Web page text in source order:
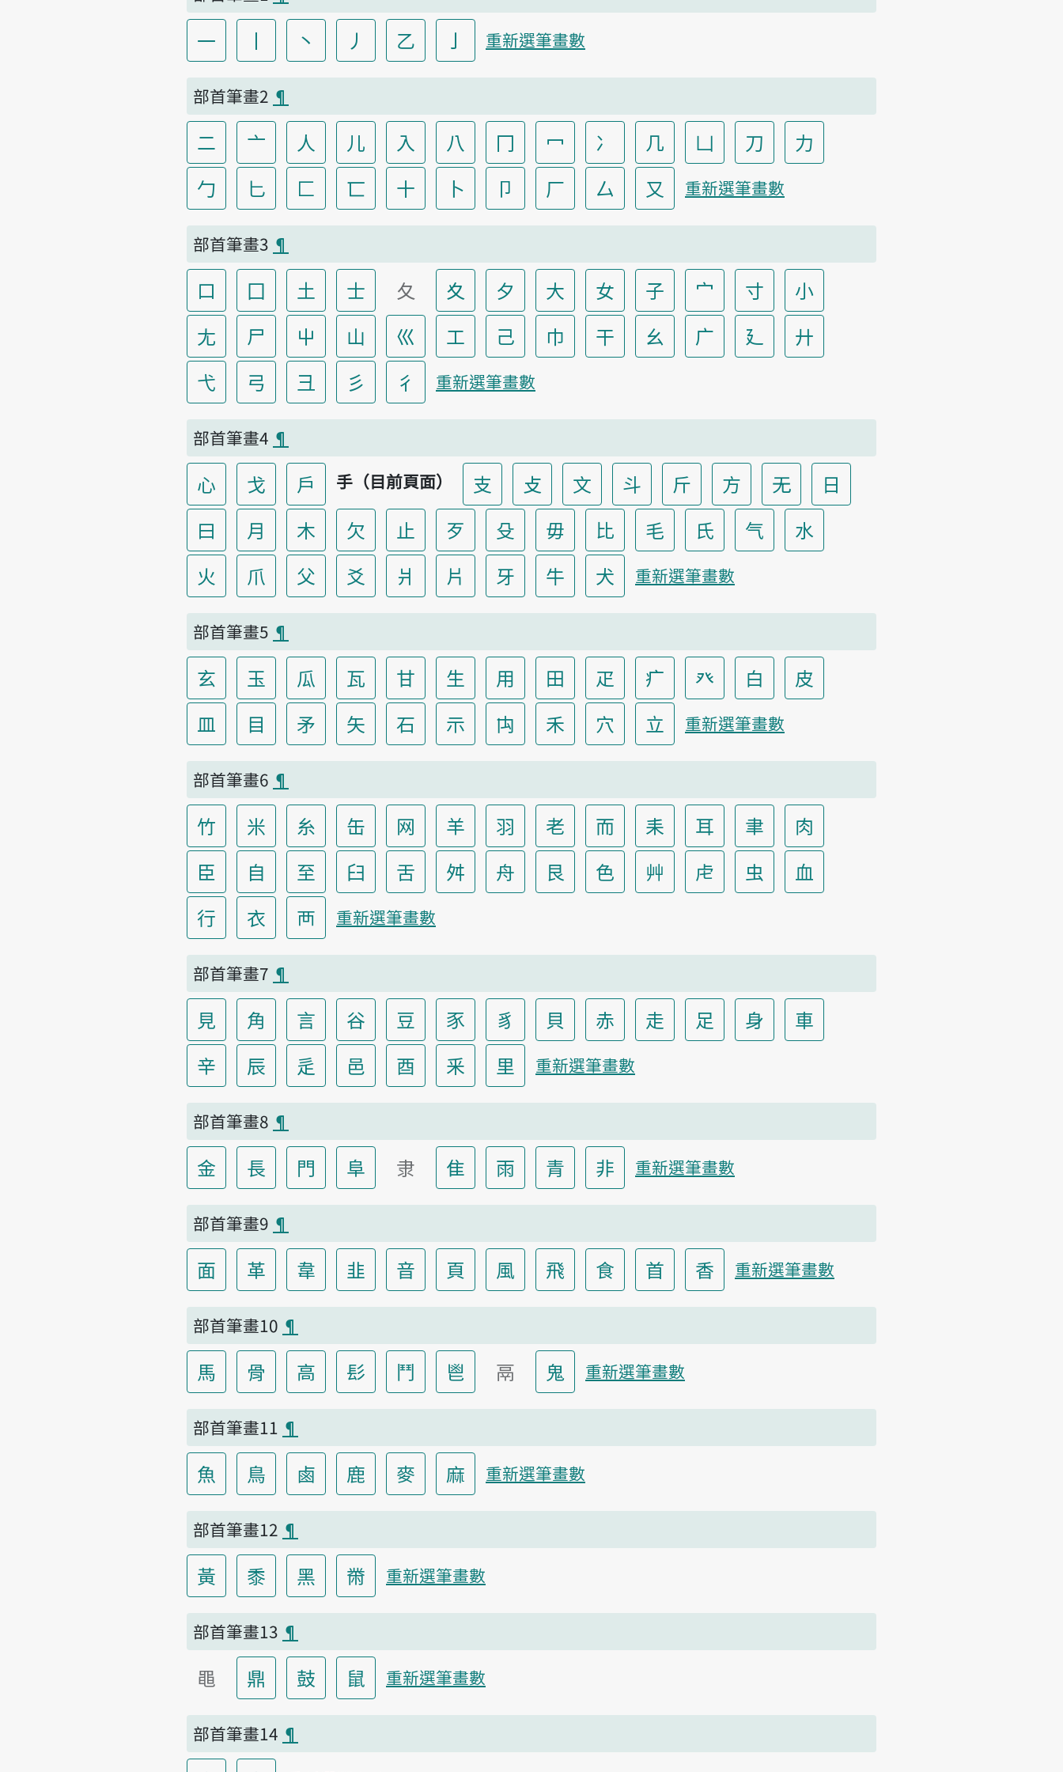
一 丨 丶 丿 乙 亅 重新選筆畫數
部首筆畫2 ¶
二 亠 人 儿 入 八 冂 冖 冫 几 凵 刀
力
勹
匕 匚 匸 十 卜 卩 厂 厶 又 重新選筆畫數
部首筆畫3 ¶
口 囗 土 士 夂 夊 夕 大 女 子 宀 寸
小
尢
尸 屮 山 巛 工 己 巾 干 幺 广 廴
廾
弋
弓 彐 彡 彳 重新選筆畫數
部首筆畫4 ¶
心 戈 戶 手（目前頁面） 支 攴 文 斗 斤 方 无
日
曰
月 木 欠 止 歹 殳 毋 比 毛 氏 气
水
火
爪 父 爻 爿 片 牙 牛 犬 重新選筆畫數
部首筆畫5 ¶
玄 玉 瓜 瓦 甘 生 用 田 疋 疒 癶 白
皮
皿
目 矛 矢 石 示 禸 禾 穴 立 重新選筆畫數
部首筆畫6 ¶
竹 米 糸 缶 网 羊 羽 老 而 耒 耳 聿
肉
臣
自 至 臼 舌 舛 舟 艮 色 艸 虍 虫
血
行
衣 襾 重新選筆畫數
部首筆畫7 ¶
見 角 言 谷 豆 豕 豸 貝 赤 走 足 身
車
辛
辰 辵 邑 酉 釆 里 重新選筆畫數
部首筆畫8 ¶
金 長 門 阜 隶 隹 雨 青 非 重新選筆畫數
部首筆畫9 ¶
面 革 韋 韭 音 頁 風 飛 食 首 香 重新選筆畫數
部首筆畫10 ¶
馬 骨 高 髟 鬥 鬯 鬲 鬼 重新選筆畫數
部首筆畫11 ¶
魚 鳥 鹵 鹿 麥 麻 重新選筆畫數
部首筆畫12 ¶
黃 黍 黑 黹 重新選筆畫數
部首筆畫13 ¶
黽 鼎 鼓 鼠 重新選筆畫數
部首筆畫14 ¶